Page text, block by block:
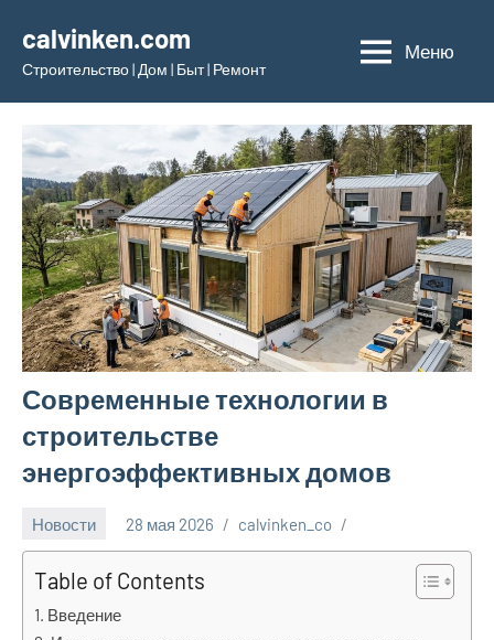
содержимому
calvinken.com
Строительство | Дом | Быт | Ремонт
Меню
Современные технологии в
строительстве
энергоэффективных домов
Новости 28 мая 2026 calvinken_co
Table of Contents
Введение